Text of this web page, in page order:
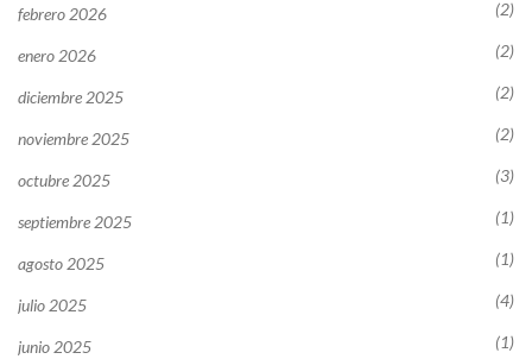
febrero 2026 (2)
enero 2026 (2)
diciembre 2025 (2)
noviembre 2025 (2)
octubre 2025 (3)
septiembre 2025 (1)
agosto 2025 (1)
julio 2025 (4)
junio 2025 (1)